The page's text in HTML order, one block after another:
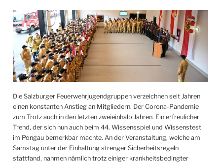
Die Salzburger Feuerwehrjugendgruppen verzeichnen seit Jahren
einen konstanten Anstieg an Mitgliedern. Der Corona-Pandemie
zum Trotz auch in den letzten zweieinhalb Jahren. Ein erfreulicher
Trend, der sich nun auch beim 44. Wissensspiel und Wissenstest
im Pongau bemerkbar machte. An der Veranstaltung, welche am
Samstag unter der Einhaltung strenger Sicherheitsregeln
stattfand, nahmen nämlich trotz einiger krankheitsbedingter